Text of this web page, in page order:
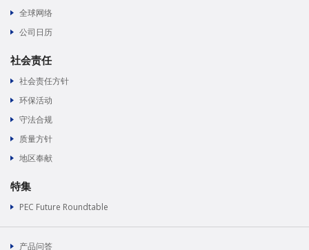
全球网络
公司日历
社会责任
社会责任方针
环保活动
守法合规
质量方针
地区奉献
特集
PEC Future Roundtable
产品问答